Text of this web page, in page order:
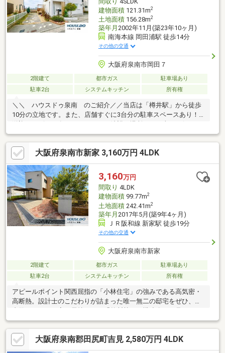
問い合わせください！
建物面積121.31m2
土地面積156.28m2
築年月 2002年11月(築23年10ヶ月)
南海本線 岡田浦駅 徒歩14分
その他の交通
大阪府泉南市岡田７
2階建て 都市ガス
駐車場あり
駐車2台
システムキッチン 所有権
＼＼ ハウスドゥ泉南 のご紹介／／当店は「樽井駅」から徒歩
10分の立地です。また、店舗すぐに3台分の駐車スペースあり！
ます♪【無料不動産購入相談会 実施中！】物件探しだけでなく、
リフォーム、住宅ローン、火災保険等、皆様の気になる疑問にお
答えします！泉南市・阪南市のおうち探しはお任せください！
【お問い合わせについて】「見学予約する」「資料請求する」か
らのお問い合わせは24時間受付中！ネットに掲載していない物件
もご紹介できます！「お電話」「資料請求する」からお気軽にお
問い合わせください！
大阪府泉南市新家 3,160万円 4LDK
3,160万円
間取り 4LDK
建物面積99.77m2
土地面積242.41m2
築年月 2017年5月(築9年4ヶ月)
ＪＲ阪和線 新家駅 徒歩19分
その他の交通
大阪府泉南市新家
2階建て 都市ガス
駐車場あり
駐車2台
システムキッチン 所有権
アピールポイント関西屈指の「小林住宅」の強みである高気密・
高断熱。設計士のこだわりが詰まった唯一無二の邸宅をぜひ、ご
部分ですが、建物の寿命に関わる重要なポイントです。・壁内結
露の防止： 外断熱は構造材が外気の影響を受けにくいため、家の
天敵である「内部結露」が発生しにくく、木材の腐食やカビを抑
制します。・耐震性＋制震： 高い気密性能を維持するために強固
大阪府泉南郡田尻町吉見 2,580万円 4LDK